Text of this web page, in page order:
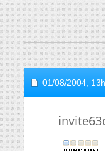
01/08/2004,